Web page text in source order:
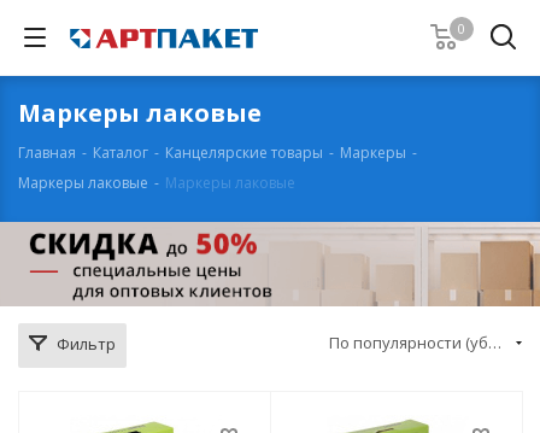
0
Маркеры лаковые
Главная - Каталог - Канцелярские товары - Маркеры -
Маркеры лаковые - Маркеры лаковые
Фильтр По популярности (убывание)